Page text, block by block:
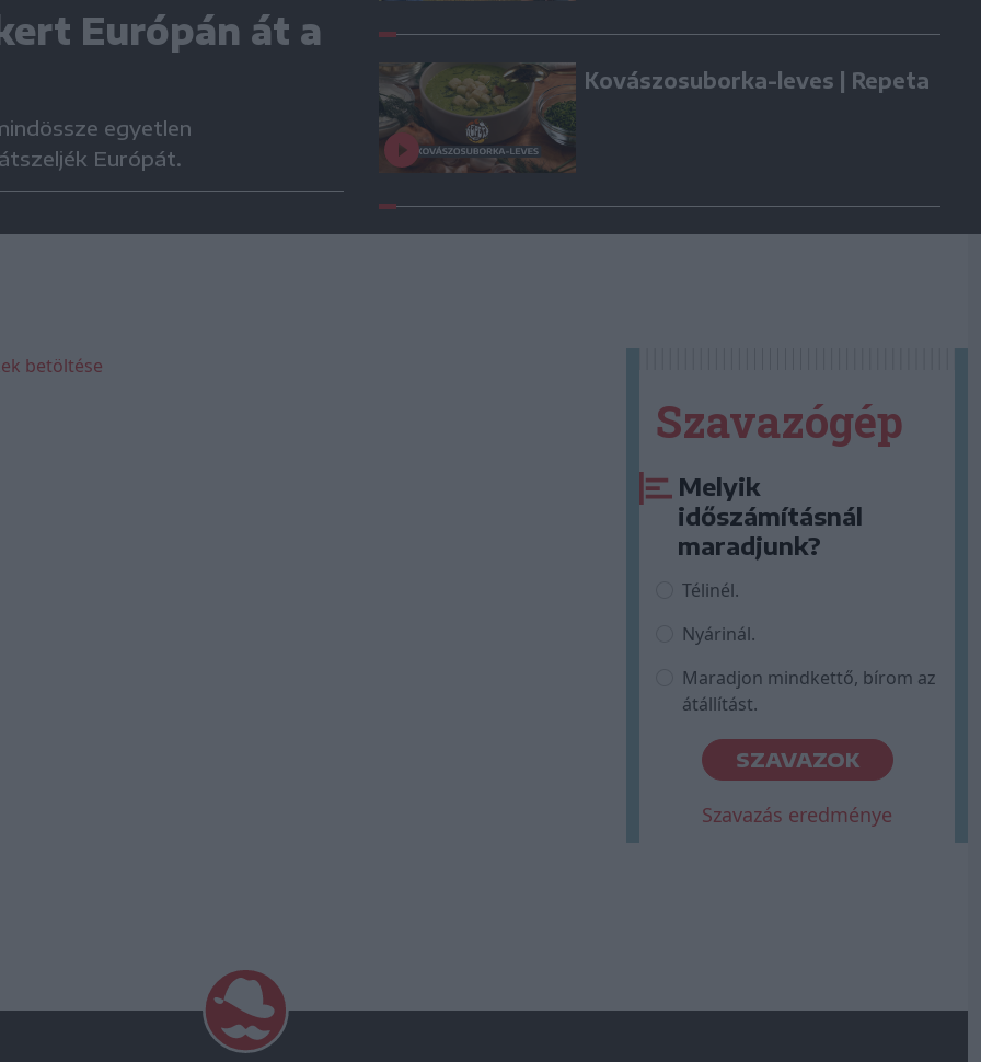
Európán át a
egyetlen
Európát.
Kovászosuborka-leves | Repeta
betöltése
Szavazógép
Melyik
időszámításnál
maradjunk?
Télinél.
Nyárinál.
Maradjon mindkettő, bírom az
átállítást.
SZAVAZOK
Szavazás eredménye